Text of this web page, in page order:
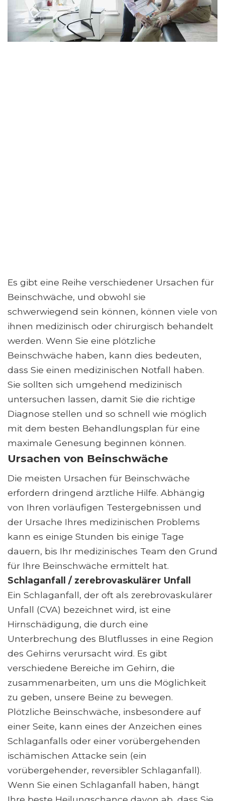
Es gibt eine Reihe verschiedener Ursachen für
Beinschwäche, und obwohl sie
schwerwiegend sein können, können viele von
ihnen medizinisch oder chirurgisch behandelt
werden. Wenn Sie eine plötzliche
Beinschwäche haben, kann dies bedeuten,
dass Sie einen medizinischen Notfall haben.
Sie sollten sich umgehend medizinisch
untersuchen lassen, damit Sie die richtige
Diagnose stellen und so schnell wie möglich
mit dem besten Behandlungsplan für eine
maximale Genesung beginnen können.
Ursachen von Beinschwäche
Die meisten Ursachen für Beinschwäche
erfordern dringend ärztliche Hilfe. Abhängig
von Ihren vorläufigen Testergebnissen und
der Ursache Ihres medizinischen Problems
kann es einige Stunden bis einige Tage
dauern, bis Ihr medizinisches Team den Grund
für Ihre Beinschwäche ermittelt hat.
Schlaganfall / zerebrovaskulärer Unfall
Ein Schlaganfall, der oft als zerebrovaskulärer
Unfall (CVA) bezeichnet wird, ist eine
Hirnschädigung, die durch eine
Unterbrechung des Blutflusses in eine Region
des Gehirns verursacht wird. Es gibt
verschiedene Bereiche im Gehirn, die
zusammenarbeiten, um uns die Möglichkeit
zu geben, unsere Beine zu bewegen.
Plötzliche Beinschwäche, insbesondere auf
einer Seite, kann eines der Anzeichen eines
Schlaganfalls oder einer vorübergehenden
ischämischen Attacke sein (ein
vorübergehender, reversibler Schlaganfall).
Wenn Sie einen Schlaganfall haben, hängt